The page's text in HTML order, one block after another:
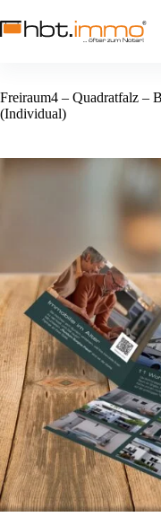
Inhalt
springen
Freiraum4 – Quadratfalz –
(Individual)